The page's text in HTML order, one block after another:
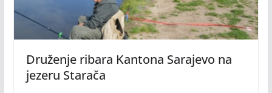
Druženje ribara Kantona Sarajevo na
jezeru Starača